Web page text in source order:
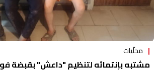
محلّيات
مشتبه بإنتمائه لتنظيم "داعش" بقبضة